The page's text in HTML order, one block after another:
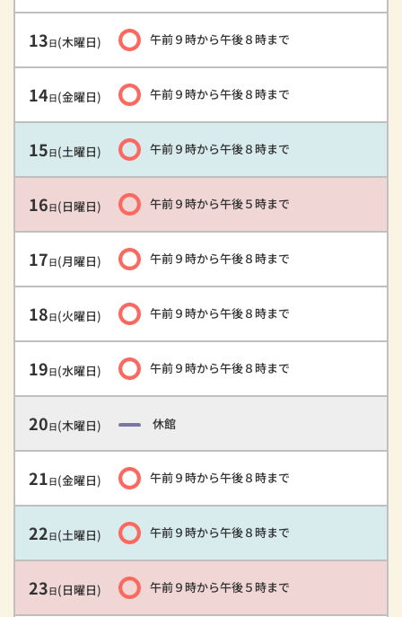
13日(木曜日) 午前９時から午後８時まで
14日(金曜日) 午前９時から午後８時まで
15日(土曜日) 午前９時から午後８時まで
16日(日曜日) 午前９時から午後５時まで
17日(月曜日) 午前９時から午後８時まで
18日(火曜日) 午前９時から午後８時まで
19日(水曜日) 午前９時から午後８時まで
20日(木曜日) 休館
21日(金曜日) 午前９時から午後８時まで
22日(土曜日) 午前９時から午後８時まで
23日(日曜日) 午前９時から午後５時まで